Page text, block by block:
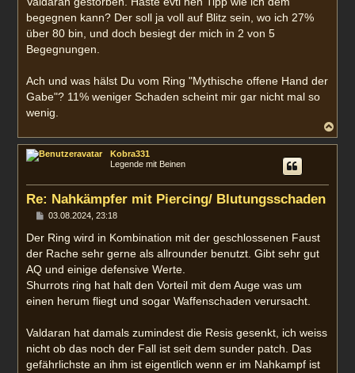
begegnen kann? Der soll ja voll auf Blitz sein, wo ich 27%
über 80 bin, und doch besiegt der mich in 2 von 5
Begegnungen.
Ach und was hälst Du vom Ring "Mythische offene Hand der
Gabe"? 11% weniger Schaden scheint mir gar nicht mal so
wenig.
a
c
Kobra331
Legende mit Beinen
Re: Nahkämpfer mit Piercing/ Blutungsschaden
B
r
a
g
03.08.2024, 23:18
Der Ring wird in Kombination mit der geschlossenen Faust
der Rache sehr gerne als allrounder benutzt. Gibt sehr gut
AQ und einige defensive Werte.
Shurrots ring hat halt den Vorteil mit dem Auge was um
einen herum fliegt und sogar Waffenschaden verursacht.
Valdaran hat damals zumindest die Resis gesenkt, ich weiss
nicht ob das noch der Fall ist seit dem sunder patch. Das
gefährlichste an ihm ist eigentlich wenn er im Nahkampf ist